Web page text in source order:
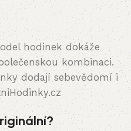
hodinek dokáže
kombinaci.
dodají sebevědomí i